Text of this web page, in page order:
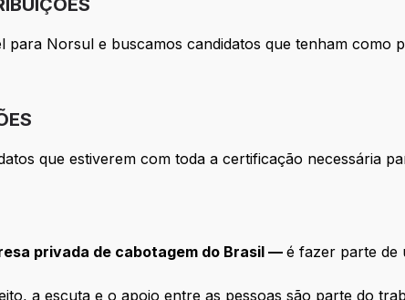
para Norsul e buscamos candidatos que tenham como
que estiverem com toda a certificação necessária
privada de cabotagem do Brasil —é fazer parte de
a escuta e o apoio entre as pessoas são parte do